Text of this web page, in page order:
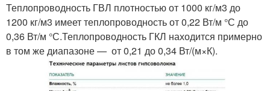
Теплопроводность ГВЛ плотностью от 1000 кг/м3 до
1200 кг/м3 имеет теплопроводность от 0,22 Вт/м °С до
0,36 Вт/м °С.Теплопроводность ГКЛ находится примерно
в том же диапазоне — от 0,21 до 0,34 Вт/(м×К).